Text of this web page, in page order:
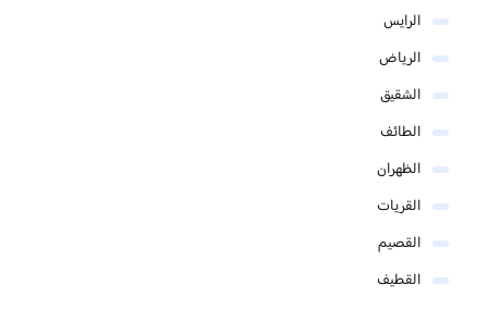
الرايس
الرياض
الشقيق
الطائف
الظهران
القريات
القصيم
القطيف